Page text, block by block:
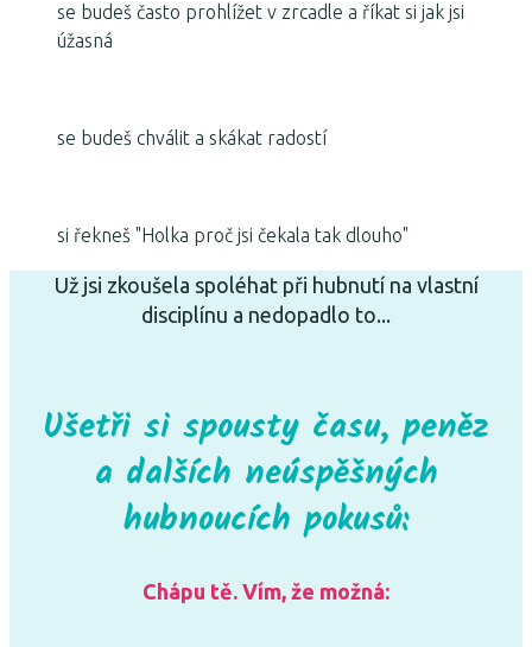
se budeš často prohlížet v zrcadle a říkat si jak jsi
úžasná
se budeš chválit a skákat radostí
si řekneš "Holka proč jsi čekala tak dlouho"
Už jsi zkoušela spoléhat při hubnutí na vlastní
disciplínu a nedopadlo to...
Ušetři si spousty času, peněz
a dalších neúspěšných
hubnoucích pokusů:
Chápu tě. Vím, že možná: